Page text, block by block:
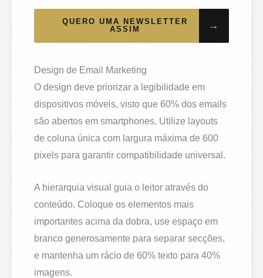
QUERO UMA NEWSLETTER
ASSIM
→
Design de Email Marketing
O design deve priorizar a legibilidade em
dispositivos móveis, visto que 60% dos emails
são abertos em smartphones. Utilize layouts
de coluna única com largura máxima de 600
pixels para garantir compatibilidade universal.
A hierarquia visual guia o leitor através do
conteúdo. Coloque os elementos mais
importantes acima da dobra, use espaço em
branco generosamente para separar secções,
e mantenha um rácio de 60% texto para 40%
imagens.